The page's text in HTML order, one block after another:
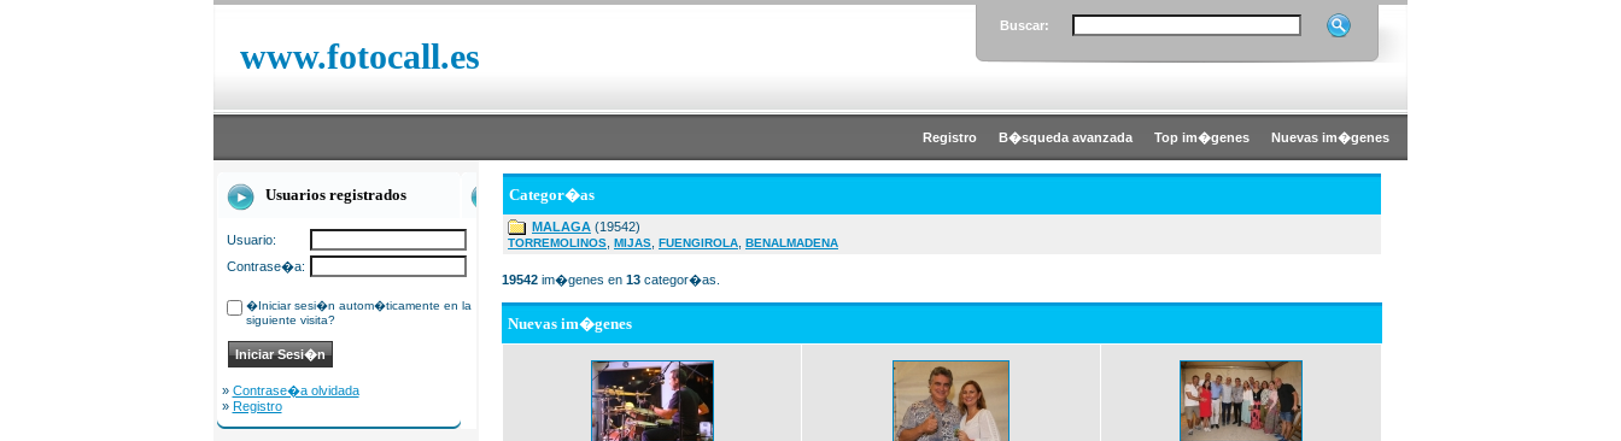
www.fotocall.es
Buscar:
Registro B�squeda avanzada Top im�genes Nuevas im�genes
Usuarios registrados
Usuario:
Contrase�a:
�Iniciar sesi�n autom�ticamente en la
siguiente visita?
» Contrase�a olvidada
» Registro
Categor�as
MALAGA (19542)
TORREMOLINOS MIJAS FUENGIROLA BENALMADENA
19542 im�genes en 13 categor�as.
Nuevas im�genes